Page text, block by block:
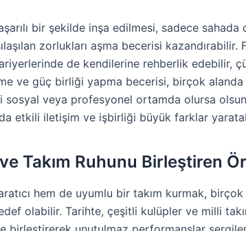
bir şekilde inşa edilmesi, sadece sahada
zorlukları aşma becerisi kazandırabilir.
de kendilerine rehberlik edebilir,
ve güç birliği yapma becerisi, birçok alanda
sosyal veya profesyonel ortamda olursa
etkili iletişim ve işbirliği büyük farklar
ve Takım Ruhunu Birleştiren
hem de uyumlu bir takım kurmak,
olabilir. Tarihte, çeşitli kulüpler ve milli